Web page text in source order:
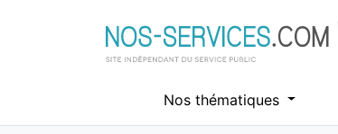
Nos thématiques